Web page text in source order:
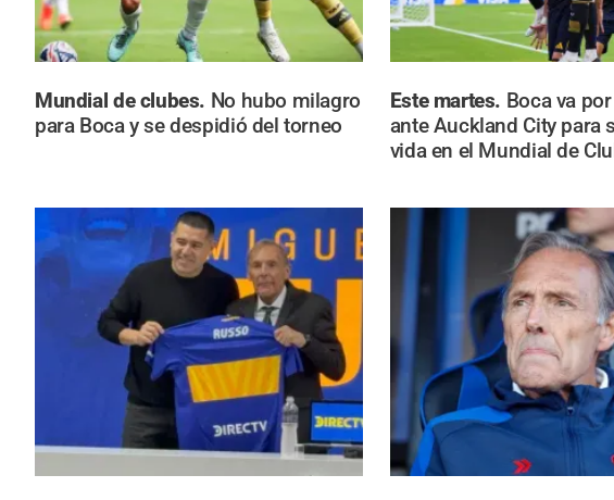
Mundial de clubes. No hubo milagro
para Boca y se despidió del torneo
Este martes. Boca va
ante Auckland City para
vida en el Mundial de